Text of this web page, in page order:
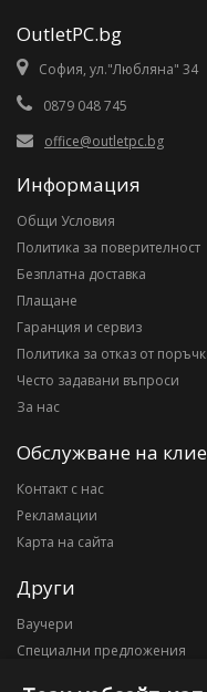
OutletPC.bg
София, ул."Любляна" 34
0879 048 745
office@outletpc.bg
Информация
Общи Условия
Политика за поверителност
Безплатна доставка
Плащане
Гаранция и сервиз
Политика за отказ от
Често задавани въпроси
За нас
Обслужване на
Контакт с нас
Рекламации
Карта на сайта
Други
Ваучери
Специални предложения